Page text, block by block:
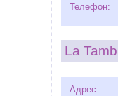
Телефон:
La
Адрес: